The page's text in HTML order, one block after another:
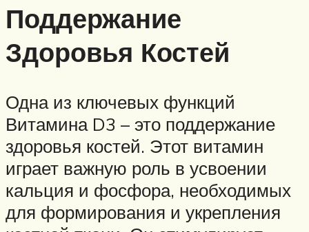
Поддержание
Здоровья Костей
Одна из ключевых функций
Витамина D3 – это поддержание
здоровья костей. Этот витамин
играет важную роль в усвоении
кальция и фосфора, необходимых
для формирования и укрепления